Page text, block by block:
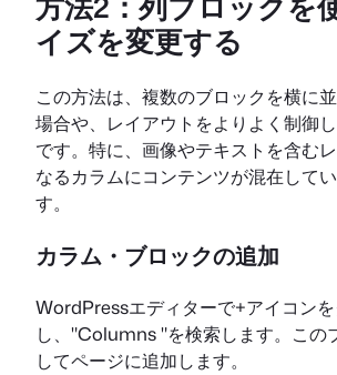
イズを変更する
この方法は、複数のブロックを横に
場合や、レイアウトをよりよく制御
です。特に、画像やテキストを含む
なるカラムにコンテンツが混在して
す。
カラム・ブロックの追加
WordPressエディターで+アイコンを
し、"Columns "を検索します。この
してページに追加します。